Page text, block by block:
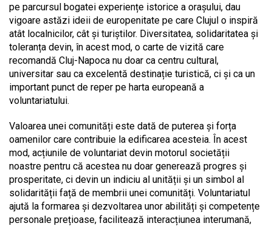
pe parcursul bogatei experiențe istorice a orașului, dau
vigoare astăzi ideii de europenitate pe care Clujul o inspiră
atât localnicilor, cât și turiștilor. Diversitatea, solidaritatea și
toleranța devin, în acest mod, o carte de vizită care
recomandă Cluj-Napoca nu doar ca centru cultural,
universitar sau ca excelentă destinație turistică, ci și ca un
important punct de reper pe harta europeană a
voluntariatului.
Valoarea unei comunități este dată de puterea și forța
oamenilor care contribuie la edificarea acesteia. În acest
mod, acțiunile de voluntariat devin motorul societății
noastre pentru că acestea nu doar generează progres și
prosperitate, ci devin un indiciu al unității și un simbol al
solidarității față de membrii unei comunități. Voluntariatul
ajută la formarea și dezvoltarea unor abilități și competențe
personale prețioase, facilitează interacțiunea interumană,